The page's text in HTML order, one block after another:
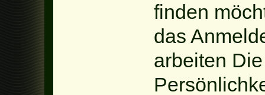
finden
das
arbeiten